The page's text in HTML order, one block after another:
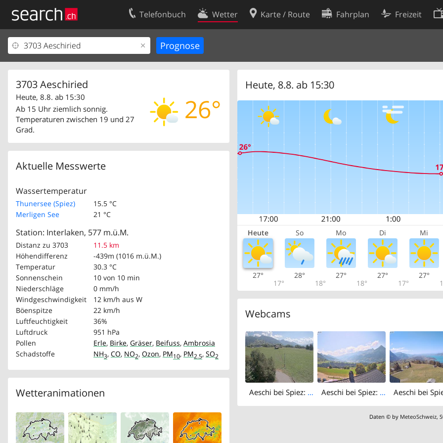
Telefonbuch Wetter Karte / Route Fahrplan Freizeit
3703 Aeschiried
26°
Heute, 8.8. ab 15:30
Ab 15 Uhr ziemlich sonnig.
Temperaturen zwischen 19 und 27
Grad.
Aktuelle Messwerte
Wassertemperatur
Thunersee (Spiez)
15.5 °C
Merligen See
21 °C
Station: Interlaken, 577 m.ü.M.
Distanz zu 3703
11.5 km
Höhendifferenz
-439m (1016 m.ü.M.)
Temperatur
30.3 °C
Sonnenschein
10 von 10 min
Niederschläge
0 mm/h
Windgeschwindigkeit
12 km/h aus W
Böenspitze
22 km/h
Luftfeuchtigkeit
36%
Luftdruck
951 hPa
Pollen
Erle, Birke, Gräser, Beifuss, Ambrosia
Schadstoffe
NH3, CO, NO2, Ozon, PM10, PM2.5, SO2
Wetteranimationen
Heute, 8.8. ab 15:30
Heute So Mo Di Mi
27°
17°
28°
18°
27°
18°
27°
17°
27°
Webcams
Aeschi bei Spiez: Aeschiried: Langlauf Aeschi bei Spiez Loipen Bern Aeschi bei Spiez: Aeschiried › East
Daten © by MeteoSchweiz,
Ihr Eintrag
Kundencenter Geschäftskunden
Kontakt
Nutzungsbedingungen
Cookie-Einstellungen